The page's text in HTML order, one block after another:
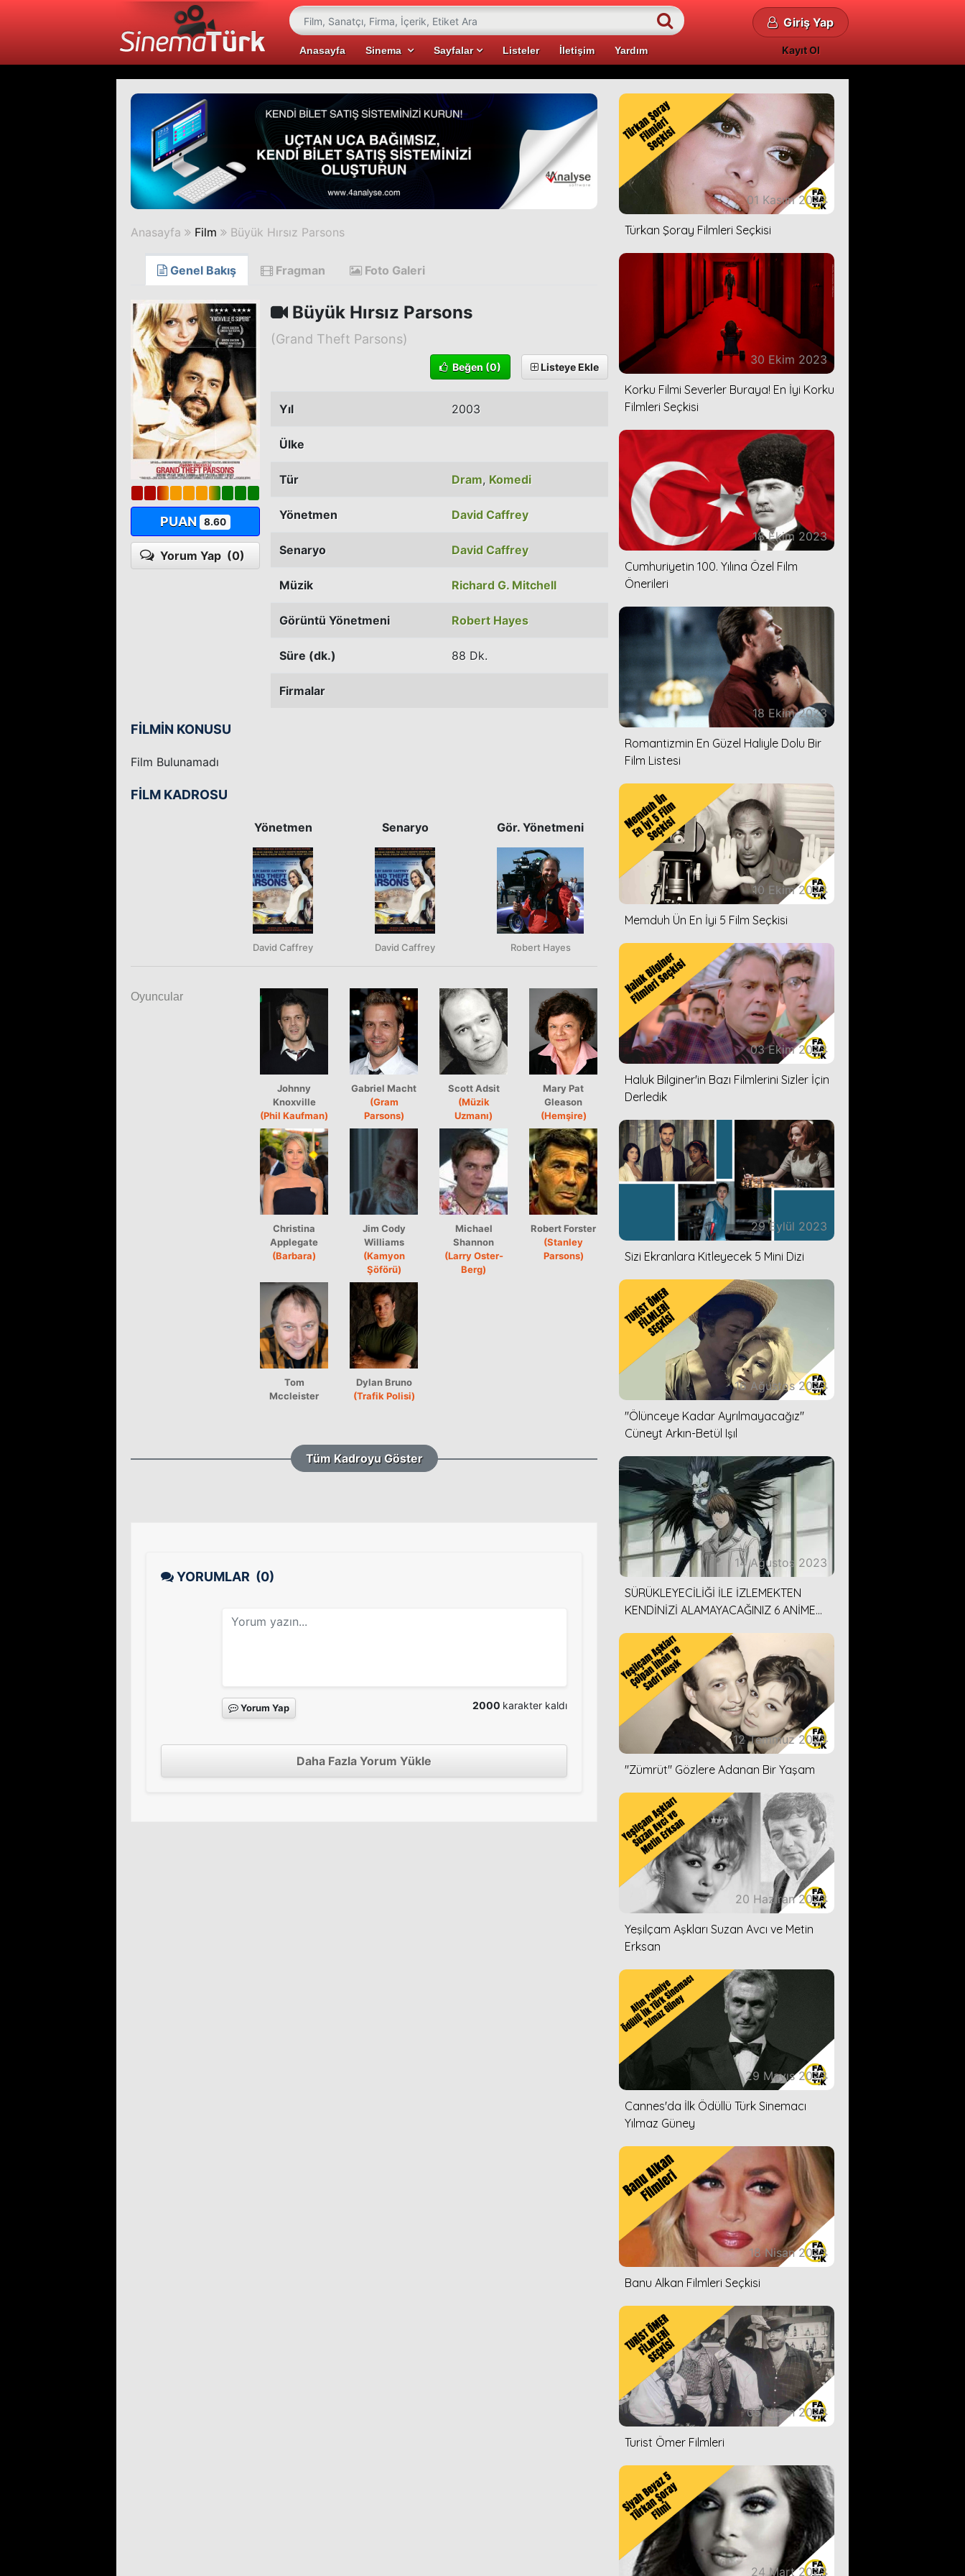
Anasayfa Sinema Sayfalar Listeler İletişim Yardım
Giriş Yap
Kayıt Ol
Anasayfa Film Büyük Hırsız Parsons
Genel Bakış Fragman Foto Galeri
PUAN 8.60
Yorum Yap (0)
Büyük Hırsız Parsons
(Grand Theft Parsons)
Beğen (0) Listeye Ekle
Yıl 2003
Ülke
Tür Dram, Komedi
Yönetmen David Caffrey
Senaryo David Caffrey
Müzik Richard G. Mitchell
Görüntü Yönetmeni Robert Hayes
Süre (dk.) 88 Dk.
Firmalar
FİLMİN KONUSU
Film Bulunamadı
FİLM KADROSU
Yönetmen
David Caffrey
Senaryo
David Caffrey
Gör. Yönetmeni
Robert Hayes
Oyuncular
Johnny
Knoxville
(Phil Kaufman)
Gabriel Macht
(Gram
Parsons)
Scott Adsit
(Müzik
Uzmanı)
Mary Pat
Gleason
(Hemşire)
Christina
Applegate
(Barbara)
Jim Cody
Williams
(Kamyon
Şöförü)
Michael
Shannon
(Larry Oster-
Berg)
Robert Forster
(Stanley
Parsons)
Tom
Mccleister
Dylan Bruno
(Trafik Polisi)
Tüm Kadroyu Göster
YORUMLAR (0)
Yorum Yap 2000 karakter kaldı
Daha Fazla Yorum Yükle
01 Kasım 2023
Türkan Şoray Filmleri Seçkisi
30 Ekim 2023
Korku Filmi Severler Buraya! En İyi Korku
Filmleri Seçkisi
18 Ekim 2023
Cumhuriyetin 100. Yılına Özel Film
Önerileri
18 Ekim 2023
Romantizmin En Güzel Haliyle Dolu Bir
Film Listesi
10 Ekim 2023
Memduh Ün En İyi 5 Film Seçkisi
03 Ekim 2023
Haluk Bilginer'in Bazı Filmlerini Sizler İçin
Derledik
29 Eylül 2023
Sizi Ekranlara Kitleyecek 5 Mini Dizi
16 Ağustos 2023
''Ölünceye Kadar Ayrılmayacağız''
Cüneyt Arkın-Betül Işıl
14 Ağustos 2023
SÜRÜKLEYECİLİĞİ İLE İZLEMEKTEN
KENDİNİZİ ALAMAYACAĞINIZ 6 ANİME
12 Temmuz 2023
''Zümrüt'' Gözlere Adanan Bir Yaşam
20 Haziran 2023
Yeşilçam Aşkları Suzan Avcı ve Metin
Erksan
29 Mayıs 2023
Cannes'da İlk Ödüllü Türk Sinemacı
Yılmaz Güney
18 Nisan 2023
Banu Alkan Filmleri Seçkisi
05 Nisan 2023
Turist Ömer Filmleri
24 Mart 2023